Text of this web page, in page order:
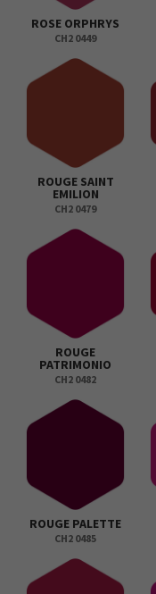
ROSE ORPHRYS
CH2 0449
ROUGE SAINT
EMILION
CH2 0479
ROUGE
PATRIMONIO
CH2 0482
ROUGE PALETTE
CH2 0485